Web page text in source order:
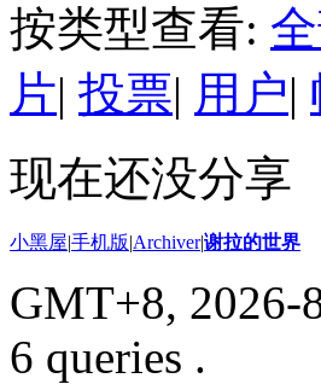
按类型查看:
片| 投票| 用户|
现在还没分享
小黑屋|手机版|Archiver|谢拉的世界
GMT+8, 2026-
6 queries .